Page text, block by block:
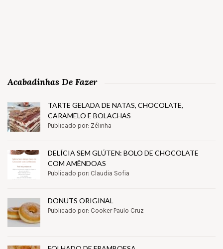
Acabadinhas De Fazer
TARTE GELADA DE NATAS, CHOCOLATE,
CARAMELO E BOLACHAS
Publicado por: Zélinha
DELÍCIA SEM GLÚTEN: BOLO DE CHOCOLATE
COM AMÊNDOAS
Publicado por: Claudia Sofia
DONUTS ORIGINAL
Publicado por: Cooker Paulo Cruz